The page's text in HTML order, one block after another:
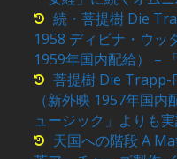
続・菩提樹 Die
1958 ディビナ・ウッ
1959年国内配給） –
菩提樹 Die Trapp-
（新外映 1957年国
ュージック」よりも
天国への階段 A